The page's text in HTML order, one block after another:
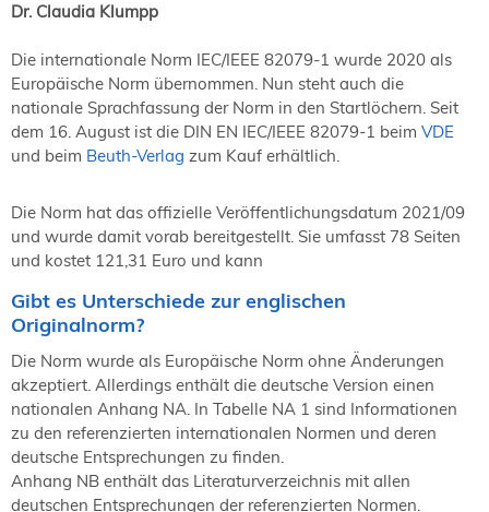
7.-8. Mai 2026 in St. Leon-Rot
20.-21. Mai 2027 in Shanghai
Evolution of TC
2.-3. Juni 2026 in Sofia
FokusTag DPP
NORDIC TechKomm Kopenhagen
23.-24. September 2026
tekom-Jahrestagung 2026
Mitglied werden
Expertenrat
Publikationen
Stellenangebote
Stellengesuche
Dienstleister
Dr. Claudia Klumpp
Die internationale Norm IEC/IEEE 82079-1 wurde 2020 als
Europäische Norm übernommen. Nun steht auch die
nationale Sprachfassung der Norm in den Startlöchern. Seit
dem 16. August ist die DIN EN IEC/IEEE 82079-1 beim VDE
und beim Beuth-Verlag zum Kauf erhältlich.
Die Norm hat das offizielle Veröffentlichungsdatum 2021/09
und wurde damit vorab bereitgestellt. Sie umfasst 78 Seiten
und kostet 121,31 Euro und kann
Gibt es Unterschiede zur englischen
Originalnorm?
Die Norm wurde als Europäische Norm ohne Änderungen
akzeptiert. Allerdings enthält die deutsche Version einen
nationalen Anhang NA. In Tabelle NA 1 sind Informationen
zu den referenzierten internationalen Normen und deren
deutsche Entsprechungen zu finden.
Anhang NB enthält das Literaturverzeichnis mit allen
deutschen Entsprechungen der referenzierten Normen.